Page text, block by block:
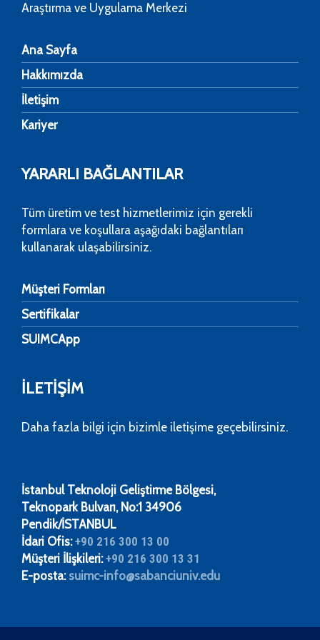
Araştırma ve Uygulama Merkezi
Ana Sayfa
Hakkımızda
İletişim
Kariyer
YARARLI BAĞLANTILAR
Tüm üretim ve test hizmetlerimiz için gerekli
formlara ve koşullara aşağıdaki bağlantıları
kullanarak ulaşabilirsiniz.
Müşteri Formları
Sertifikalar
SUIMCApp
İLETİŞİM
Daha fazla bilgi için bizimle iletişime geçebilirsiniz.
​​​​​İstanbul Teknoloji Geliştirme Bölgesi,
Teknopark Bulvarı, No:1 34906
Pendik/İSTANBUL
İdari Ofis:+90 216 300 13 00
Müşteri İlişkileri:+90 216 300 13 31
E-posta: suimc-info@sabanciuniv.edu